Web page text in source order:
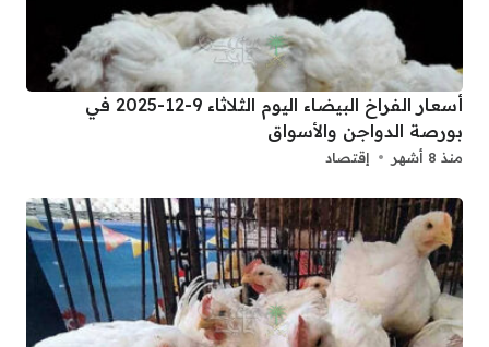
أسعار الفراخ البيضاء اليوم الثلاثاء 9-12-2025 في
بورصة الدواجن والأسواق
منذ 8 أشهر إقتصاد